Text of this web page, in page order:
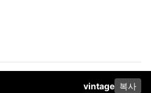
vintage 복사